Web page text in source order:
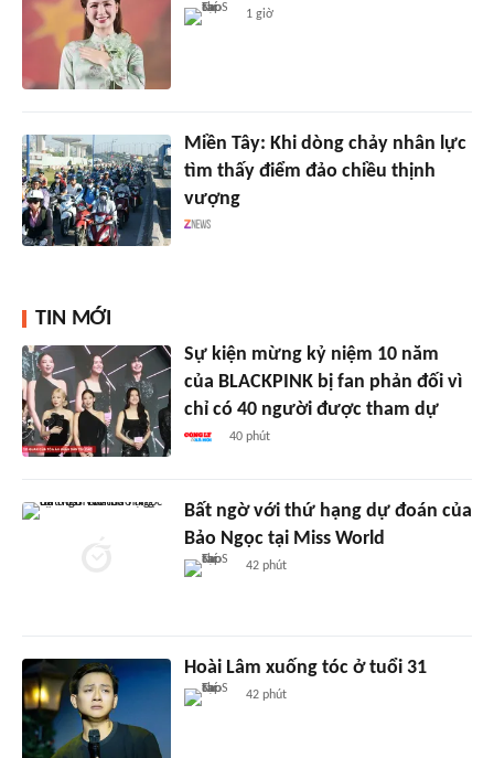
1 giờ
Miền Tây: Khi dòng chảy nhân lực
tìm thấy điểm đảo chiều thịnh
vượng
TIN MỚI
Sự kiện mừng kỷ niệm 10 năm
của BLACKPINK bị fan phản đối vì
chỉ có 40 người được tham dự
40 phút
Bất ngờ với thứ hạng dự đoán của
Bảo Ngọc tại Miss World
42 phút
Hoài Lâm xuống tóc ở tuổi 31
42 phút